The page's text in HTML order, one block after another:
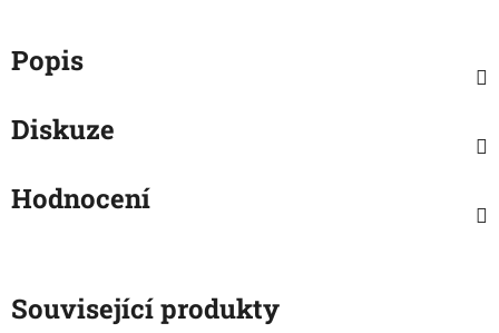
Popis
Diskuze
Hodnocení
Související produkty